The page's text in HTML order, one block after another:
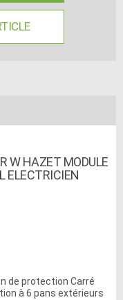
W HAZET MODULE
ELECTRICIEN
de protection Carré
à 6 pans extérieurs